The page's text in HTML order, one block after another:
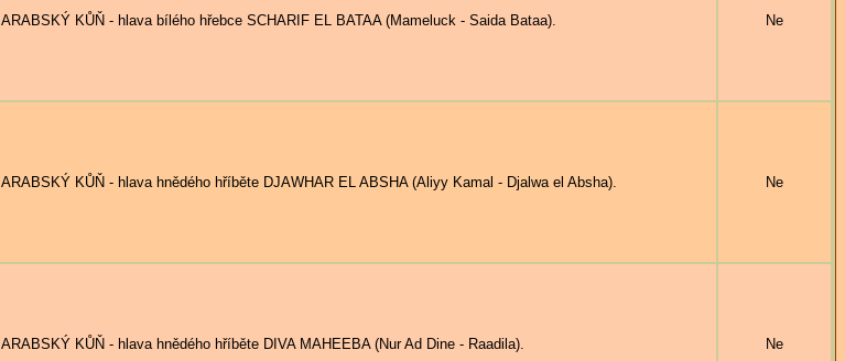
ARABSKÝ KŮŇ - hlava bílého hřebce SCHARIF EL BATAA (Mameluck - Saida Bataa). Ne
ARABSKÝ KŮŇ - hlava hnědého hříběte DJAWHAR EL ABSHA (Aliyy Kamal - Djalwa el Absha). Ne
ARABSKÝ KŮŇ - hlava hnědého hříběte DIVA MAHEEBA (Nur Ad Dine - Raadila). Ne